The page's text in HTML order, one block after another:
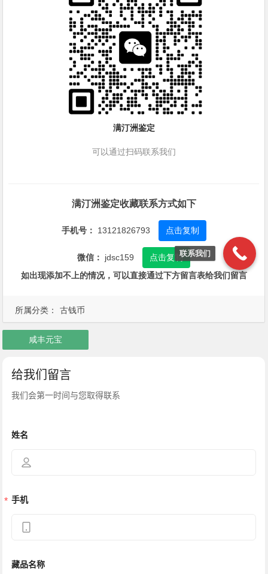
所属分类： 古钱币
满汀洲鉴定
可以通过扫码联系我们
满汀洲鉴定收藏联系方式如下
手机号： 13121826793 点击复制
微信： jdsc159
点击复制
如出现添加不上的情况，可以直接通过下方留言表给我们留言
咸丰元宝
联系我们